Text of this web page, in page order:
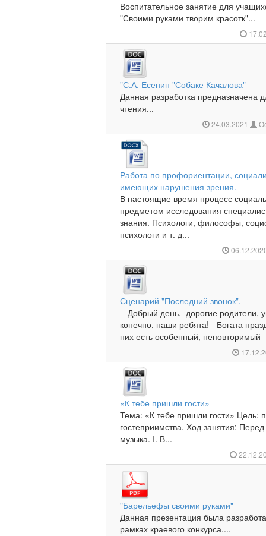
Воспитательное занятие для
"Своими руками творим красотк"...
"С.А. Есенин "Собаке Качалова"
Данная разработка предназначена
чтения...
24.03.2021
Работа по профориентации,
имеющих нарушения зрения.
В настоящие время процесс
предметом исследования
знания. Психологи, философы,
психологи и т. д...
Сценарий "Последний звонок".
- Добрый день, дорогие родители,
конечно, наши ребята! - Богата
них есть особенный, неповторимый
«К тебе пришли гости»
Тема: «К тебе пришли гости» Цель:
гостеприимства. Ход занятия:
музыка. I. В...
"Барельефы своими руками"
Данная презентация была
рамках краевого конкурса....